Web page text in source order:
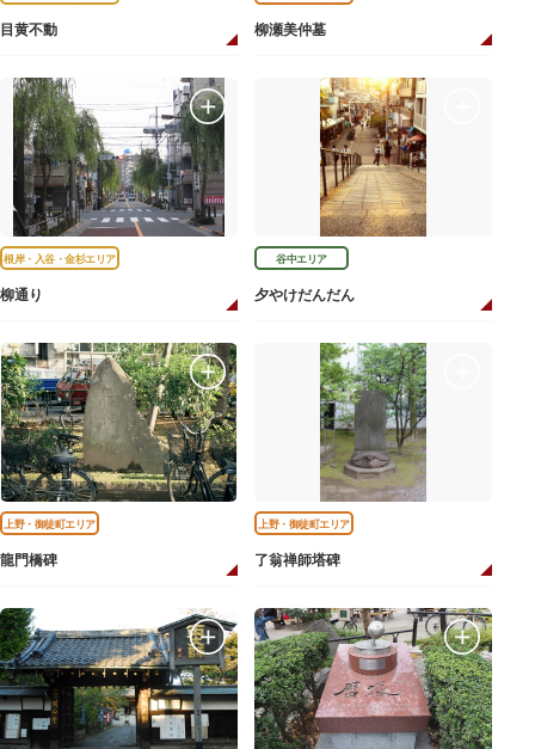
目黄不動 柳瀬美仲墓
根岸・入谷・金杉エリア
柳通り
谷中エリア
夕やけだんだん
上野・御徒町エリア
龍門橋碑
上野・御徒町エリア
了翁禅師塔碑